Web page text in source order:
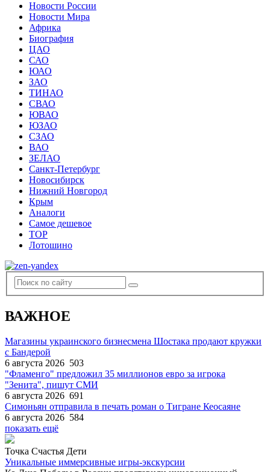
Новости России
Новости Мира
Африка
Биография
ЦАО
САО
ЮАО
ЗАО
ТИНАО
СВАО
ЮВАО
ЮЗАО
СЗАО
ВАО
ЗЕЛАО
Санкт-Петербург
Новосибирск
Нижний Новгород
Крым
Аналоги
Самое дешевое
TOP
Лотошино
ВАЖНОЕ
Магазины украинского бизнесмена Шостака продают кружки
с Бандерой
6 августа 2026 503
"Фламенго" предложил 35 миллионов евро за игрока
"Зенита", пишут СМИ
6 августа 2026 691
Симоньян отправила в печать роман о Тигране Кеосаяне
6 августа 2026 584
показать ещё
Точка Счастья Дети
Уникальные иммерсивные игры-экскурсии